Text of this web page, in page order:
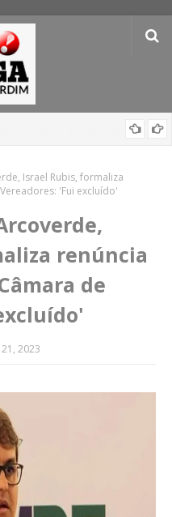
veja programação
Israel Rubis, formaliza
'Fui excluído'
renúncia
de
2023